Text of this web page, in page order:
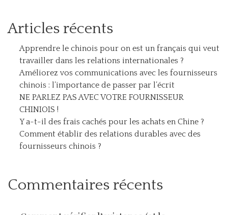
Articles récents
Apprendre le chinois pour on est un français qui veut
travailler dans les relations internationales ?
Améliorez vos communications avec les fournisseurs
chinois : l’importance de passer par l’écrit
NE PARLEZ PAS AVEC VOTRE FOURNISSEUR
CHINIOIS !
Y a-t-il des frais cachés pour les achats en Chine ?
Comment établir des relations durables avec des
fournisseurs chinois ?
Commentaires récents